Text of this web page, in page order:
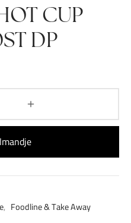
CUP
DP
, Foodline & Take Away